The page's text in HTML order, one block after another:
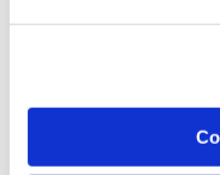
Dies